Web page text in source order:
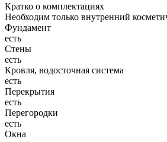
Кратко о комплектациях
Необходим только внутренний
Фундамент
есть
Стены
есть
Кровля, водосточная система
есть
Перекрытия
есть
Перегородки
есть
Окна